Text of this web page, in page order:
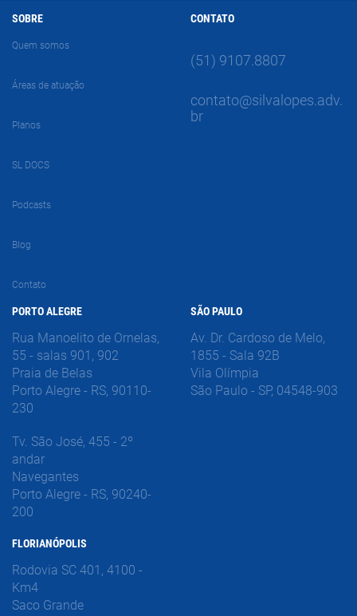
SOBRE
Quem somos
Áreas de atuação
Planos
SL DOCS
Podcasts
Blog
Contato
CONTATO
(51) 9107.8807
contato@silvalopes.adv.
br
PORTO ALEGRE
Rua Manoelito de Ornelas,
55 - salas 901, 902
Praia de Belas
Porto Alegre - RS, 90110-
230
Tv. São José, 455 - 2º
andar
Navegantes
Porto Alegre - RS, 90240-
200
FLORIANÓPOLIS
Rodovia SC 401, 4100 -
Km4
Saco Grande
SÃO PAULO
Av. Dr. Cardoso de Melo,
1855 - Sala 92B
Vila Olímpia
São Paulo - SP, 04548-903